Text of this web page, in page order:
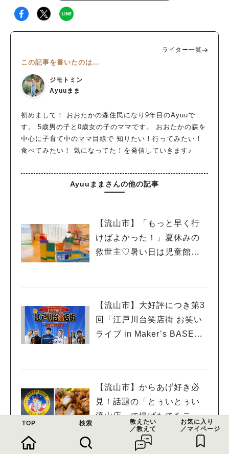
ライター一覧
この記事を書いたのは…
ジモトミン
Ayuuまま
初めまして！ おおたかの森住民になり9年目のAyuuで
す。 5歳男の子と0歳女の子のママです。 おおたかの森を
中心に子育て中のママ目線で 知りたい！行ってみたい！
食べてみたい！ 気になってた！を発信していきます♪
Ayuuままさんの他の記事
【流山市】「もっと早く行
けばよかった！」夏休みの
救世主♡暑い日は児童館へ！
【流山市】大好評につき第3
回「江戸川台笑店街 お笑い
ライブ in Maker’s BASE」
【流山市】からあげ好き必
見！話題の「とぅいとぅい
流山店」で揚げたてをテイ
クアウトしてみた♡
TOP 検索
教えたい
／教えて
お気に入り
／マイページ